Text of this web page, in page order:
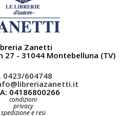
Zanetti
27 - 31044 Montebelluna (TV)
0423/604748
04186800266
condizioni
privacy
spedizione e resi